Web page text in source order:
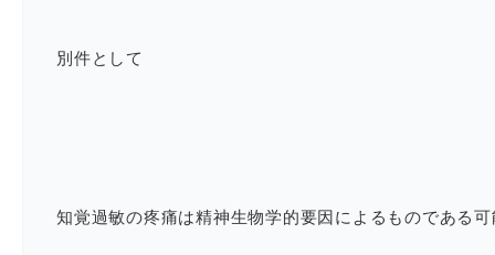
別件として
知覚過敏の疼痛は精神生物学的要因によるものである可